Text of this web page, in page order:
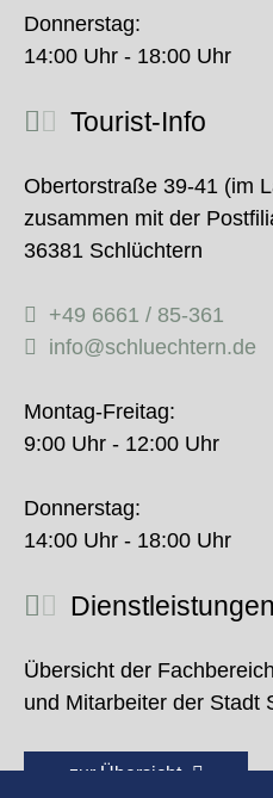
Donnerstag:
14:00 Uhr - 18:00 Uhr
Tourist-Info
Obertorstraße 39-41 (im
zusammen mit der
36381 Schlüchtern
+49 6661 / 85-361
info@schluechtern.de
Montag-Freitag:
9:00 Uhr - 12:00 Uhr
Donnerstag:
14:00 Uhr - 18:00 Uhr
Dienstleistungen
Übersicht der
und Mitarbeiter der Stadt
zur Übersicht